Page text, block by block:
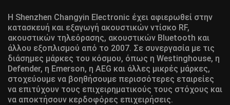
Η Shenzhen Changyin Electronic έχει αφιερωθεί στην
κατασκευή και εξαγωγή ακουστικών ντίσκο RF,
ακουστικών τηλεόρασης, ακουστικών Bluetooth και
άλλου εξοπλισμού από το 2007. Σε συνεργασία με τις
διάσημες μάρκες του κόσμου, όπως η Westinghouse, η
Defender, η Emerson, η AEG και άλλες μικρές μάρκες,
στοχεύουμε να βοηθήσουμε περισσότερες εταιρείες
να επιτύχουν τους επιχειρηματικούς τους στόχους και
να αποκτήσουν κερδοφόρες επιχειρήσεις.